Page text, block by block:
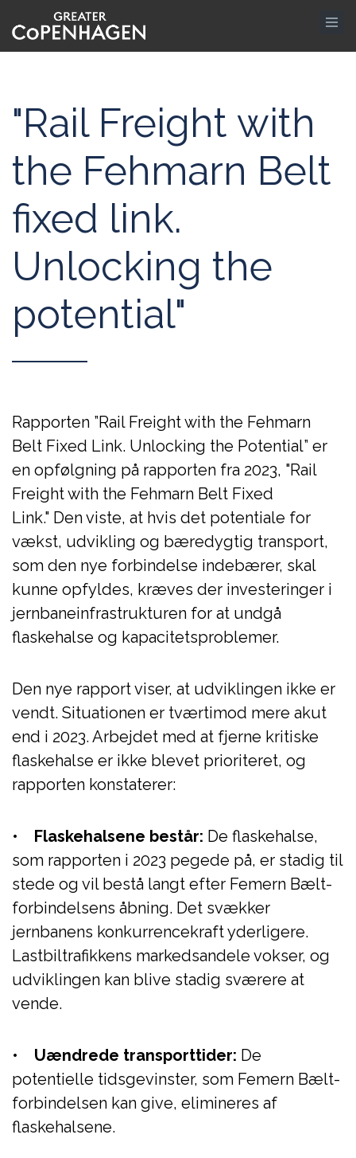
hovedindhold
"Rail Freight with
the Fehmarn Belt
fixed link.
Unlocking the
potential"
Rapporten ”Rail Freight with the Fehmarn
Belt Fixed Link. Unlocking the Potential” er
en opfølgning på rapporten fra 2023, "Rail
Freight with the Fehmarn Belt Fixed
Link." Den viste, at hvis det potentiale for
vækst, udvikling og bæredygtig transport,
som den nye forbindelse indebærer, skal
kunne opfyldes, kræves der investeringer i
jernbaneinfrastrukturen for at undgå
flaskehalse og kapacitetsproblemer.
Den nye rapport viser, at udviklingen ikke er
vendt. Situationen er tværtimod mere akut
end i 2023. Arbejdet med at fjerne kritiske
flaskehalse er ikke blevet prioriteret, og
rapporten konstaterer:
• Flaskehalsene består: De flaskehalse,
som rapporten i 2023 pegede på, er stadig til
stede og vil bestå langt efter Femern Bælt-
forbindelsens åbning. Det svækker
jernbanens konkurrencekraft yderligere.
Lastbiltrafikkens markedsandele vokser, og
udviklingen kan blive stadig sværere at
vende.
• Uændrede transporttider: De
potentielle tidsgevinster, som Femern Bælt-
forbindelsen kan give, elimineres af
flaskehalsene.